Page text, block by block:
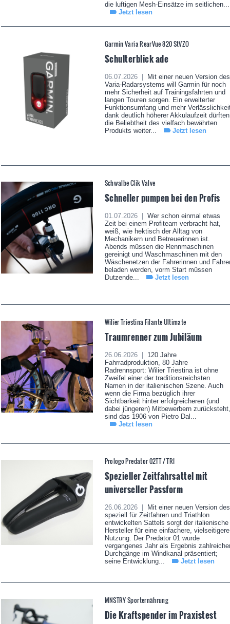
die luftigen Mesh-Einsätze im seitlichen...
Jetzt lesen
Garmin Varia RearVue 820 StVZO
Schulterblick ade
06.07.2026 |
Mit einer neuen Version des
Varia-Radarsystems will Garmin für noch
mehr Sicherheit auf Trainingsfahrten und
langen Touren sorgen. Ein erweiterter
Funktionsumfang und mehr
dank deutlich höherer Akkulaufzeit dürften
die Beliebtheit des vielfach bewährten
Produkts weiter...
Jetzt lesen
Schwalbe Clik Valve
Schneller pumpen bei den Profis
01.07.2026 |
Wer schon einmal etwas
Zeit bei einem Profiteam verbracht hat,
weiß, wie hektisch der Alltag von
Mechanikern und Betreuerinnen ist.
Abends müssen die Rennmaschinen
gereinigt und Waschmaschinen mit den
Wäschenetzen der Fahrerinnen und
beladen werden, vorm Start müssen
Dutzende...
Jetzt lesen
Wilier Triestina Filante Ultimate
Traumrenner zum Jubiläum
26.06.2026 |
120 Jahre
Fahrradproduktion, 80 Jahre
Radrennsport: Wilier Triestina ist ohne
Zweifel einer der traditionsreichsten
Namen in der italienischen Szene. Auch
wenn die Firma bezüglich ihrer
Sichtbarkeit hinter erfolgreicheren (und
dabei jüngeren) Mitbewerbern zurücksteht,
sind das 1906 von Pietro Dal...
Jetzt lesen
Prologo Predator 02TT / TRI
Spezieller Zeitfahrsattel mit
universeller Passform
26.06.2026 |
Mit einer neuen Version des
speziell für Zeitfahren und Triathlon
entwickelten Sattels sorgt der italienische
Hersteller für eine einfachere, vielseitigere
Nutzung. Der Predator 01 wurde
vergangenes Jahr als Ergebnis
Durchgänge im Windkanal präsentiert;
seine Entwicklung...
Jetzt lesen
MNSTRY Sporternährung
Die Kraftspender im Praxistest